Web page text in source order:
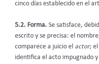
cinco días establecido en el
5.2. Forma. Se satisface,
escrito y se precisa: el
comparece a juicio el actor; el
identifica el acto impugnado